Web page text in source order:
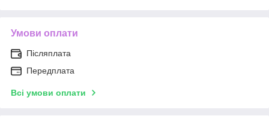
Умови оплати
Післяплата
Передплата
Всі умови оплати